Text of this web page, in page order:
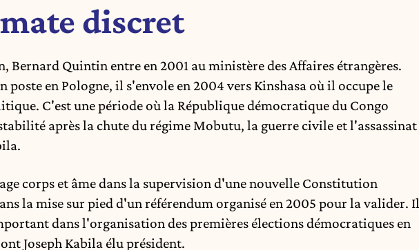
discret
Bernard Quintin entre en 2001 au ministère des Affaires étrangères.
poste en Pologne, il s'envole en 2004 vers Kinshasa où il occupe le
C'est une période où la République démocratique du Congo
après la chute du régime Mobutu, la guerre civile et l'assassinat
corps et âme dans la supervision d'une nouvelle Constitution
la mise sur pied d'un référendum organisé en 2005 pour la valider. Il
dans l'organisation despremières élections démocratiques en
Joseph Kabila élu président.